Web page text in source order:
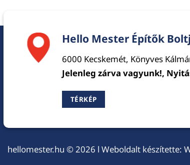
Hello Mester Építők
6000 Kecskemét, Könyves
Jelenleg zárva vagyunk!,
TÉRKÉP
hellomester.hu © 2026 l Weboldalt készítette: